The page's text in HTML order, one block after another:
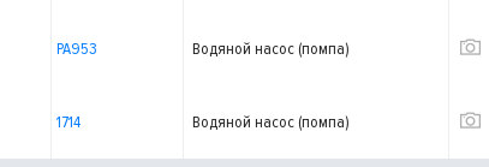
PA953 Водяной насос (помпа)
1714 Водяной насос (помпа)